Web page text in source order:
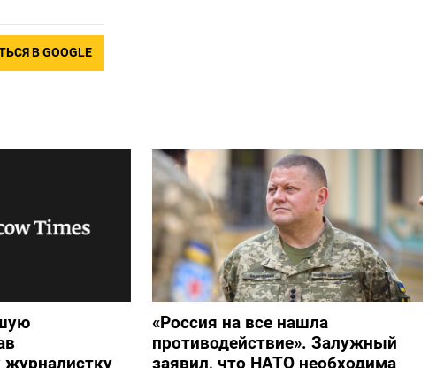
В GOOGLE
«Россия на все нашла
противодействие». Залужный
заявил, что НАТО необходима